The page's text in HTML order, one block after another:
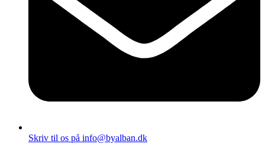
Skriv til os på info@byalban.dk